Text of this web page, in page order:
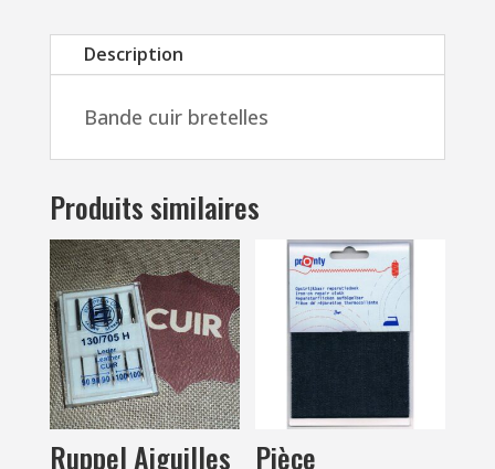
Description
Bande cuir bretelles
Produits similaires
Ruppel Aiguilles Pièce